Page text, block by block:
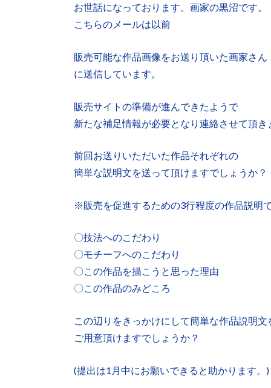
お世話になっております。画家の黒沼です。
こちらのメールは以前
販売可能な作品画像をお送り頂いた画家さん
に送信しています。
販売サイトの準備が進んできたようで
新たな補足情報が必要となり連絡させて頂き
前回お送りいただいた作品それぞれの
簡単な説明文を送って頂けますでしょうか？
※販売を促進するための3行程度の作品説明
〇技法へのこだわり
〇モチーフへのこだわり
〇この作品を描こうと思った理由
〇この作品のみどころ
この辺りをきっかけにして簡単な作品説明文
ご用意頂けますでしょうか？
(提出は1月中にお願いできると助かります。)